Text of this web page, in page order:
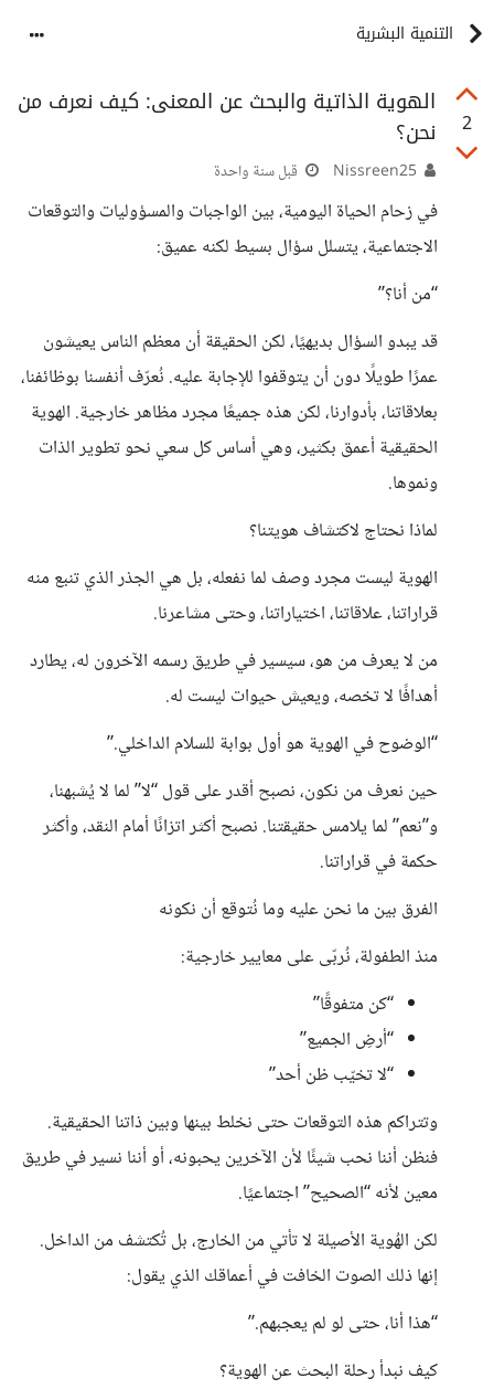
التنمية البشرية
2
الهوية الذاتية والبحث عن المعنى: كيف نعرف من
نحن؟
قبل سنة واحدة
في زحام الحياة اليومية، بين الواجبات والمسؤوليات والتوقعات
الاجتماعية، يتسلل سؤال بسيط لكنه عميق:
“من أنا؟”
قد يبدو السؤال بديهيًا، لكن الحقيقة أن معظم الناس يعيشون
عمرًا طويلًا دون أن يتوقفوا للإجابة عليه. نُعرّف أنفسنا بوظائفنا،
بعلاقاتنا، بأدوارنا، لكن هذه جميعًا مجرد مظاهر خارجية. الهوية
الحقيقية أعمق بكثير، وهي أساس كل سعي نحو تطوير الذات
ونموها.
لماذا نحتاج لاكتشاف هويتنا؟
الهوية ليست مجرد وصف لما نفعله، بل هي الجذر الذي تنبع منه
قراراتنا، علاقاتنا، اختياراتنا، وحتى مشاعرنا.
من لا يعرف من هو، سيسير في طريق رسمه الآخرون له، يطارد
أهدافًا لا تخصه، ويعيش حيوات ليست له.
“الوضوح في الهوية هو أول بوابة للسلام الداخلي.”
حين نعرف من نكون، نصبح أقدر على قول “لا” لما لا يُشبهنا،
و”نعم” لما يلامس حقيقتنا. نصبح أكثر اتزانًا أمام النقد، وأكثر
حكمة في قراراتنا.
الفرق بين ما نحن عليه وما نُتوقع أن نكونه
منذ الطفولة، نُربّى على معايير خارجية:
“كن متفوقًا”
“أرضِ الجميع”
“لا تخيّب ظن أحد”
وتتراكم هذه التوقعات حتى نخلط بينها وبين ذاتنا الحقيقية.
فنظن أننا نحب شيئًا لأن الآخرين يحبونه، أو أننا نسير في طريق
معين لأنه “الصحيح” اجتماعيًا.
لكن الهُوية الأصيلة لا تأتي من الخارج، بل تُكتشف من الداخل.
إنها ذلك الصوت الخافت في أعماقك الذي يقول:
“هذا أنا، حتى لو لم يعجبهم.”
كيف نبدأ رحلة البحث عن الهوية؟